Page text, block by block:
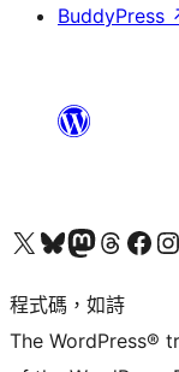
BuddyPress
查看我們的 X (之前的 Twitter) 帳號造訪我們的 Bluesky 帳號造訪我們的 Mastodon 帳號造訪我們的 Threads 帳號 造訪我們的 Facebook 粉絲專頁
程式碼，如詩
The WordPress®